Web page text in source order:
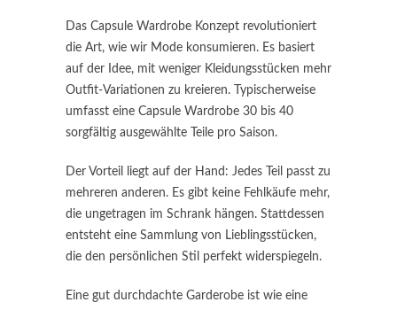
Das Capsule Wardrobe Konzept revolutioniert
die Art, wie wir Mode konsumieren. Es basiert
auf der Idee, mit weniger Kleidungsstücken mehr
Outfit-Variationen zu kreieren. Typischerweise
umfasst eine Capsule Wardrobe 30 bis 40
sorgfältig ausgewählte Teile pro Saison.
Der Vorteil liegt auf der Hand: Jedes Teil passt zu
mehreren anderen. Es gibt keine Fehlkäufe mehr,
die ungetragen im Schrank hängen. Stattdessen
entsteht eine Sammlung von Lieblingsstücken,
die den persönlichen Stil perfekt widerspiegeln.
Eine gut durchdachte Garderobe ist wie eine